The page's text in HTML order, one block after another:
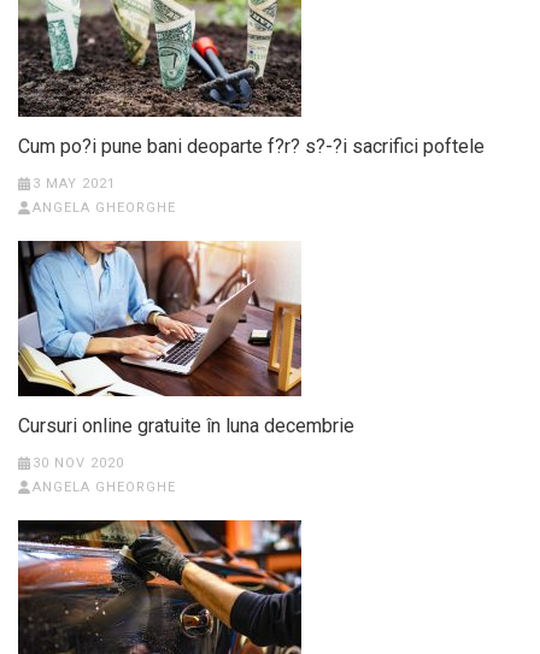
Cum po?i pune bani deoparte f?r? s?-?i sacrifici poftele
3 MAY 2021
ANGELA GHEORGHE
Cursuri online gratuite în luna decembrie
30 NOV 2020
ANGELA GHEORGHE